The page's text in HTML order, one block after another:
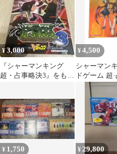
¥3,000
『シャーマンキング
超・占事略決3』をもの
¥4,500
シャーマン
ドゲーム 超·
O·S ブース
¥ 1,750 ¥ 29,800